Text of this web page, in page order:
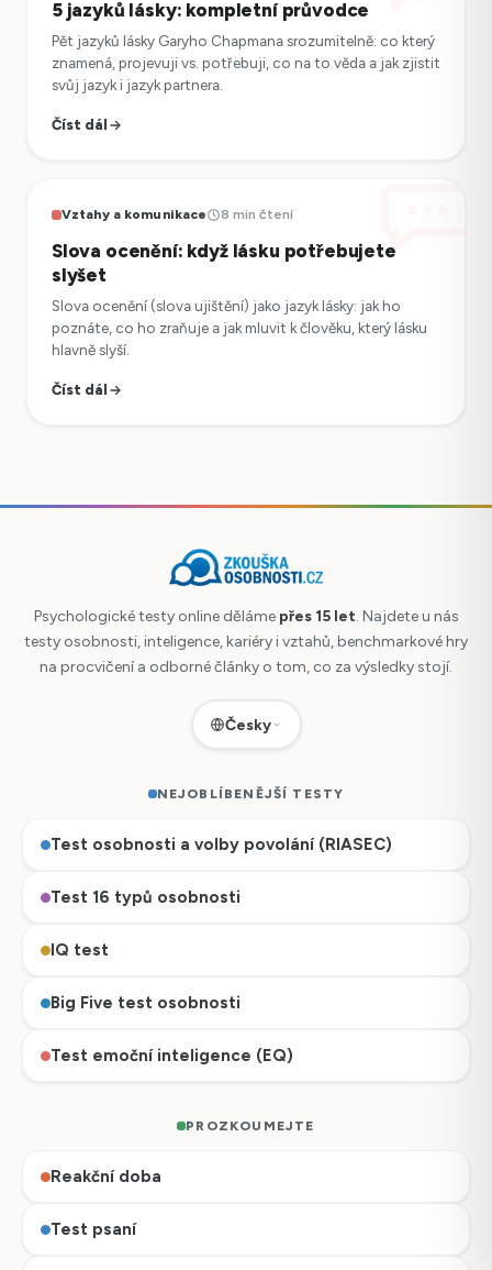
5 jazyků lásky: kompletní průvodce
Pět jazyků lásky Garyho Chapmana srozumitelně: co který
znamená, projevuji vs. potřebuji, co na to věda a jak zjistit
svůj jazyk i jazyk partnera.
Číst dál
Vztahy a komunikace 8 min čtení
Slova ocenění: když lásku potřebujete
slyšet
Slova ocenění (slova ujištění) jako jazyk lásky: jak ho
poznáte, co ho zraňuje a jak mluvit k člověku, který lásku
hlavně slyší.
Číst dál
Psychologické testy online děláme přes 15 let. Najdete u nás
testy osobnosti, inteligence, kariéry i vztahů, benchmarkové hry
na procvičení a odborné články o tom, co za výsledky stojí.
Česky
NEJOBLÍBENĚJŠÍ TESTY
Test osobnosti a volby povolání (RIASEC)
Test 16 typů osobnosti
IQ test
Big Five test osobnosti
Test emoční inteligence (EQ)
PROZKOUMEJTE
Reakční doba
Test psaní